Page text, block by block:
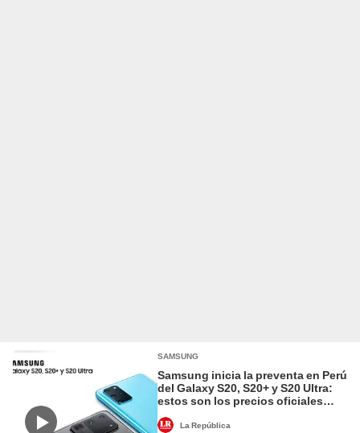
SAMSUNG
Samsung inicia la preventa en Perú
del Galaxy S20, S20+ y S20 Ultra:
estos son los precios oficiales
La República